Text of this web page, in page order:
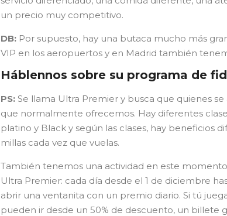
un precio muy competitivo.
DB: Por supuesto, hay una butaca mucho más
VIP en los aeropuertos y en Madrid también
Háblennos sobre su programa de
PS: Se llama Ultra Premier y busca que quienes
que normalmente ofrecemos. Hay diferentes
platino y Black y según las clases, hay beneficios
millas cada vez que vuelas.
También tenemos una actividad en este
Ultra Premier: cada día desde el 1 de diciembre
abrir una ventanita con un premio diario. Si tú
pueden ir desde un 50% de descuento, un billete